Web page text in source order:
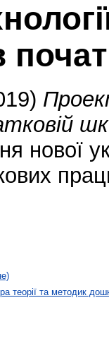
нової
теорії та методик